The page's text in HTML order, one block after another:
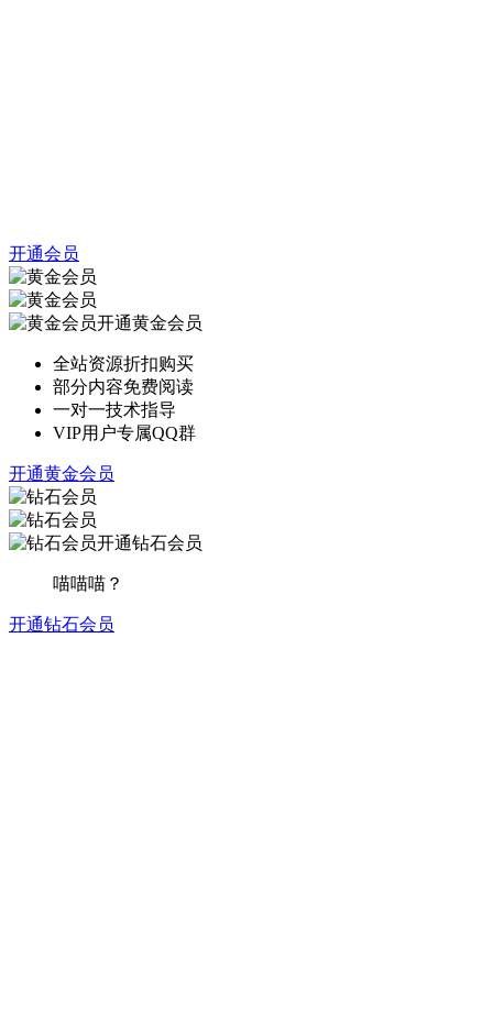
开通会员
开通黄金会员
全站资源折扣购买
部分内容免费阅读
一对一技术指导
VIP用户专属QQ群
开通黄金会员
开通钻石会员
喵喵喵？
开通钻石会员